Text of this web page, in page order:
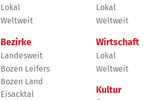
Lokal
Weltweit
Bezirke
Landesweit
Bozen Leifers
Bozen Land
Eisacktal
Lokal
Weltweit
Wirtschaft
Lokal
Weltweit
Kultur